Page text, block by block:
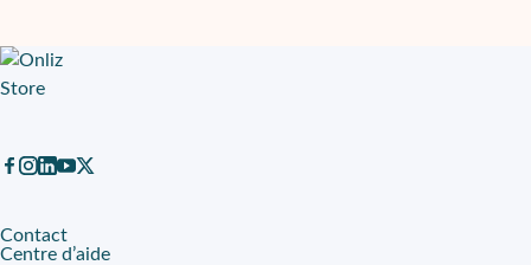
Contact
Centre d’aide